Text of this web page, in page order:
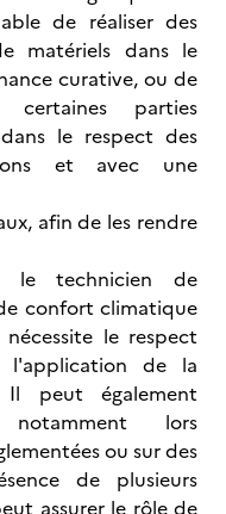
de réaliser des
matériels dans le
curative, ou de
parties
le respect des
et avec une
afin de les rendre
le technicien de
confort climatique
le respect
l'application de la
Il peut également
lors
ou sur des
de plusieurs
assurer le rôle de